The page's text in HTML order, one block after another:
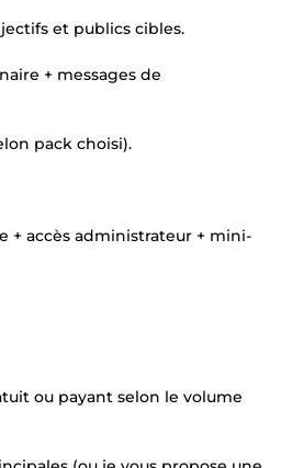
et publics cibles.
+ messages de
pack choisi).
+ accès administrateur + mini-
ou payant selon le volume